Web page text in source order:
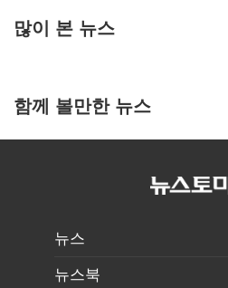
많이 본 뉴스
함께 볼만한 뉴스
뉴스
뉴스북